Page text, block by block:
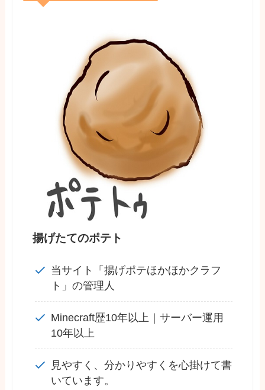
揚げたてのポテト
当サイト「揚げポテほかほかクラフ
ト」の管理人
Minecraft歴10年以上｜サーバー運用
10年以上
見やすく、分かりやすくを心掛けて書
いています。